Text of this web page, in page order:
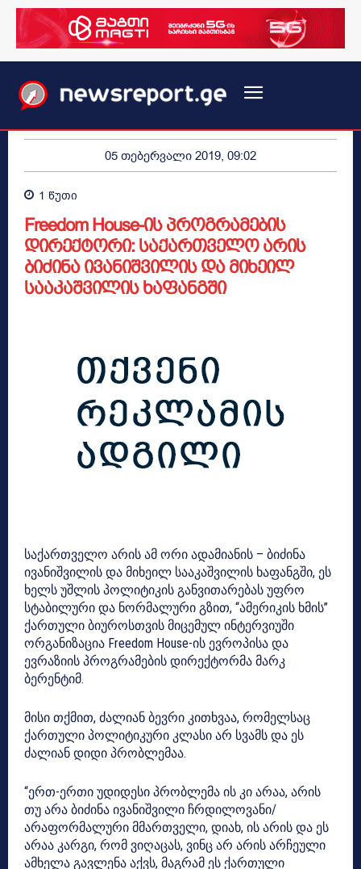
05 თებერვალი 2019, 09:02
1 წუთი
Freedom House-ის პროგრამების
დირექტორი: საქართველო არის
ბიძინა ივანიშვილის და მიხეილ
სააკაშვილის ხაფანგში
საქართველო არის ამ ორი ადამიანის – ბიძინა
ივანიშვილის და მიხეილ სააკაშვილის ხაფანგში, ეს
ხელს უშლის პოლიტიკის განვითარებას უფრო
სტაბილური და ნორმალური გზით, “ამერიკის ხმის”
ქართული ბიუროსთვის მიცემულ ინტერვიუში
ორგანიზაცია Freedom House-ის ევროპისა და
ევრაზიის პროგრამების დირექტორმა მარკ
ბერენტიმ.
მისი თქმით, ძალიან ბევრი კითხვაა, რომელსაც
ქართული პოლიტიკური კლასი არ სვამს და ეს
ძალიან დიდი პრობლემაა.
“ერთ-ერთი უდიდესი პრობლემა ის კი არაა, არის
თუ არა ბიძინა ივანიშვილი ჩრდილოვანი/
არაფორმალური მმართველი, დიახ, ის არის და ეს
არაა კარგი, რომ ვიღაცას, ვინც არ არის არჩეული
ამხელა გავლენა აქვს, მაგრამ ეს ქართული